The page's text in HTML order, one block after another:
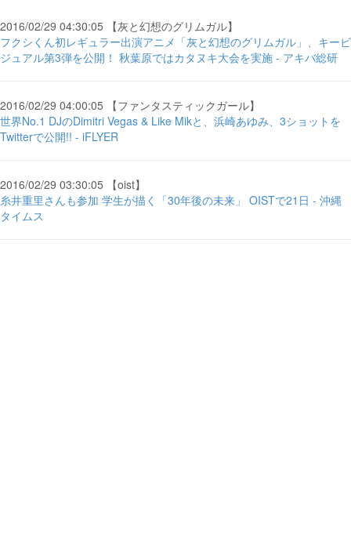
2016/02/29 04:30:05 【灰と幻想のグリムガル】
フクシくん初レギュラー出演アニメ「灰と幻想のグリムガル」、キービ
ジュアル第3弾を公開！ 秋葉原ではカタヌキ大会を実施 - アキバ総研
2016/02/29 04:00:05 【ファンタスティックガール】
世界No.1 DJのDimitri Vegas & Like Mikと、浜崎あゆみ、3ショットを
Twitterで公開!! - iFLYER
2016/02/29 03:30:05 【oist】
糸井重里さんも参加 学生が描く「30年後の未来」 OISTで21日 - 沖縄
タイムス